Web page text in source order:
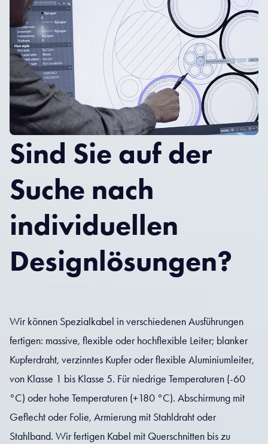
Sind Sie auf der
Suche nach
individuellen
Designlösungen?
Wir können Spezialkabel in verschiedenen Ausführungen
fertigen: massive, flexible oder hochflexible Leiter; blanker
Kupferdraht, verzinntes Kupfer oder flexible Aluminiumleiter,
von Klasse 1 bis Klasse 5. Für niedrige Temperaturen (-60
°C) oder hohe Temperaturen (+180 °C). Abschirmung mit
Geflecht oder Folie, Armierung mit Stahldraht oder
Stahlband. Wir fertigen Kabel mit Querschnitten bis zu